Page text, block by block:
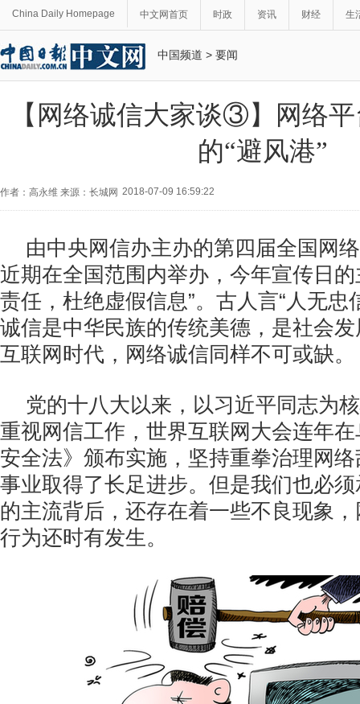
China Daily Homepage 中文网首页 时政 资讯 财经 生
中国频道 > 要闻
【网络诚信大家谈③】网络
的“避风港”
作者：高永维 来源：长城网 2018-07-09 16:59:22
由中央网信办主办的第四届全国网
近期在全国范围内举办，今年宣传日
责任，杜绝虚假信息”。古人言“人无忠
诚信是中华民族的传统美德，是社会
互联网时代，网络诚信同样不可或缺。
党的十八大以来，以习近平同志为
重视网信工作，世界互联网大会连年
安全法》颁布实施，坚持重拳治理网
事业取得了长足进步。但是我们也必
的主流背后，还存在着一些不良现象
行为还时有发生。